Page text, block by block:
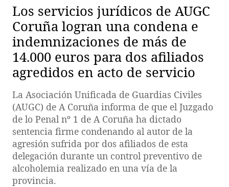
Los servicios jurídicos de AUGC
Coruña logran una condena e
indemnizaciones de más de
14.000 euros para dos afiliados
agredidos en acto de servicio
La Asociación Unificada de Guardias Civiles
(AUGC) de A Coruña informa de que el Juzgado
de lo Penal nº 1 de A Coruña ha dictado
sentencia firme condenando al autor de la
agresión sufrida por dos afiliados de esta
delegación durante un control preventivo de
alcoholemia realizado en una vía de la
provincia.